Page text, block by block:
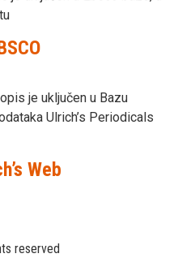
je uključen u Bazu
Ulrich’s Periodicals
Web
reserved